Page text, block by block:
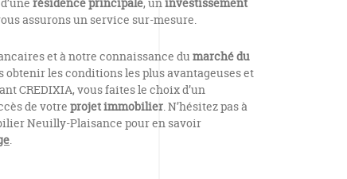
assurons un service sur-mesure.
et à notre connaissance du marché du
obtenir les conditions les plus avantageuses et
CREDIXIA, vous faites le choix d’un
de votre projet immobilier. N’hésitez pas à
Neuilly-Plaisance pour en savoir
.